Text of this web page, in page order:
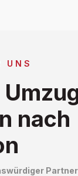
UNS
nach
Partner